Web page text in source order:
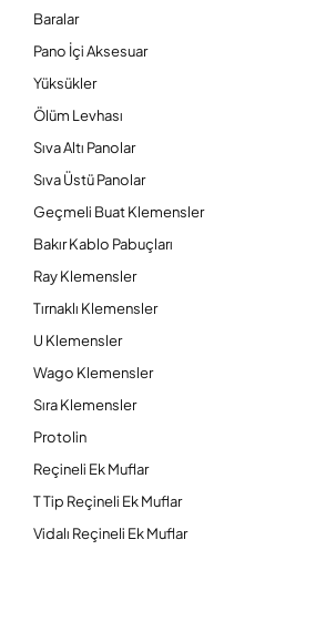
Baralar
Pano İçi Aksesuar
Yüksükler
Ölüm Levhası
Sıva Altı Panolar
Sıva Üstü Panolar
Geçmeli Buat Klemensler
Bakır Kablo Pabuçları
Ray Klemensler
Tırnaklı Klemensler
U Klemensler
Wago Klemensler
Sıra Klemensler
Protolin
Reçineli Ek Muflar
T Tip Reçineli Ek Muflar
Vidalı Reçineli Ek Muflar